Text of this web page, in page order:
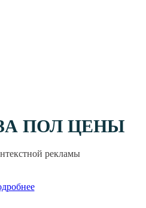
ПОЛ ЦЕНЫ
рекламы